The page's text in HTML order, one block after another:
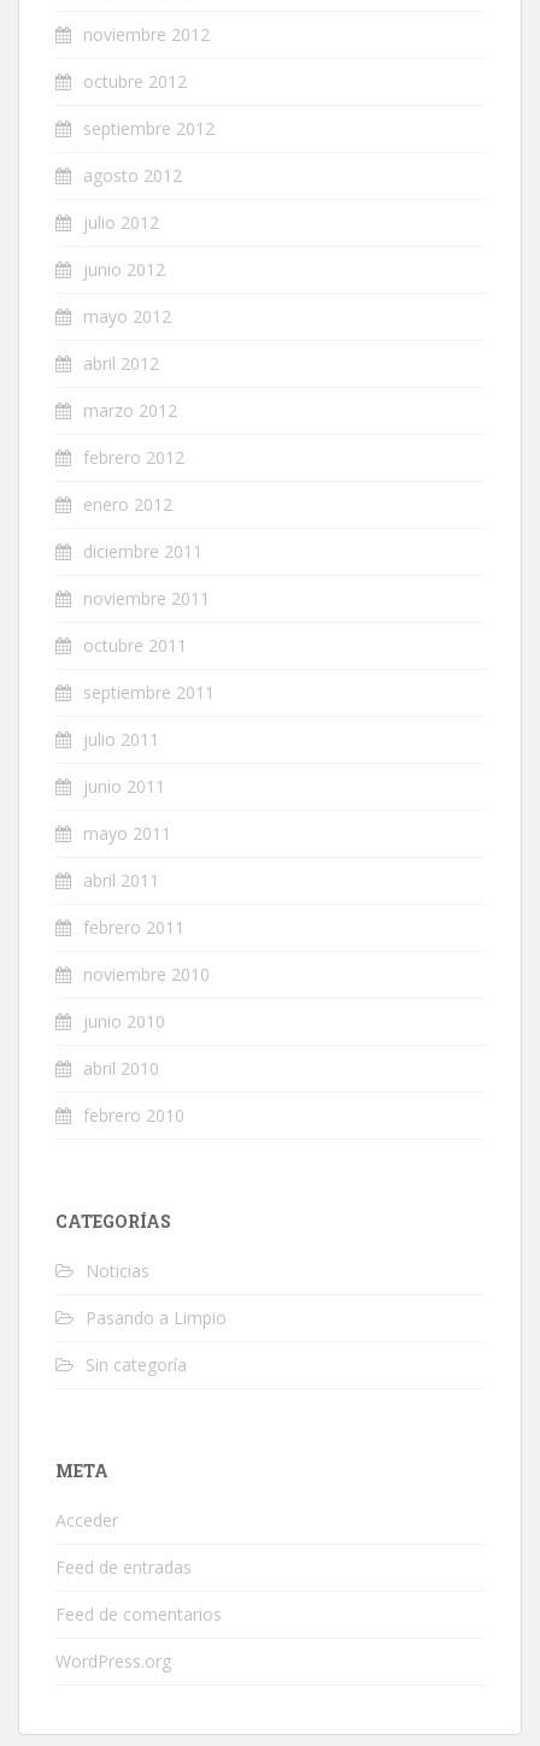
noviembre 2012
octubre 2012
septiembre 2012
agosto 2012
julio 2012
junio 2012
mayo 2012
abril 2012
marzo 2012
febrero 2012
enero 2012
diciembre 2011
noviembre 2011
octubre 2011
septiembre 2011
julio 2011
junio 2011
mayo 2011
abril 2011
febrero 2011
noviembre 2010
junio 2010
abril 2010
febrero 2010
CATEGORÍAS
Noticias
Pasando a Limpio
Sin categoría
META
Acceder
Feed de entradas
Feed de comentarios
WordPress.org